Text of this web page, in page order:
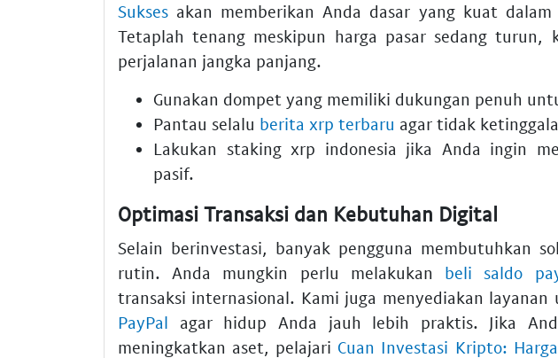
Sukses akan memberikan Anda dasar yang kuat
Tetaplah tenang meskipun harga pasar sedang turun,
perjalanan jangka panjang.
Gunakan dompet yang memiliki dukungan penuh
Pantau selalu berita xrp terbaru agar tidak
Lakukan staking xrp indonesia jika Anda ingin
pasif.
Optimasi Transaksi dan Kebutuhan Digital
Selain berinvestasi, banyak pengguna membutuhkan
rutin. Anda mungkin perlu melakukan beli saldo
transaksi internasional. Kami juga menyediakan layanan
PayPal agar hidup Anda jauh lebih praktis. Jika
meningkatkan aset, pelajari Cuan Investasi Kripto: